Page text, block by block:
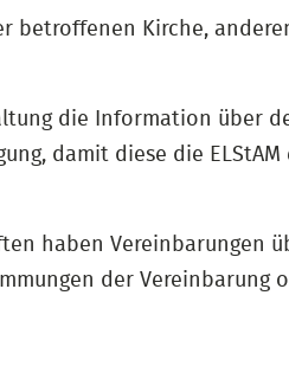
betroffenen Kirche,
die Information über
damit diese die
haben
der Vereinbarung